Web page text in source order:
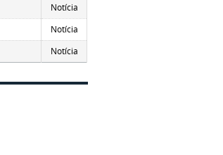
Notícia
Notícia
Notícia